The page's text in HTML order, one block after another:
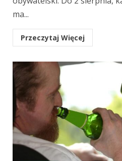
ma...
Przeczytaj Więcej